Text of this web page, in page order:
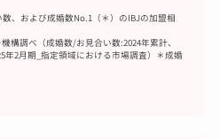
、および成婚数No.1（＊）のIBJの加盟相
構調べ（成婚数/お見合い数:2024年累計、
年2月期_指定領域における市場調査）＊成婚